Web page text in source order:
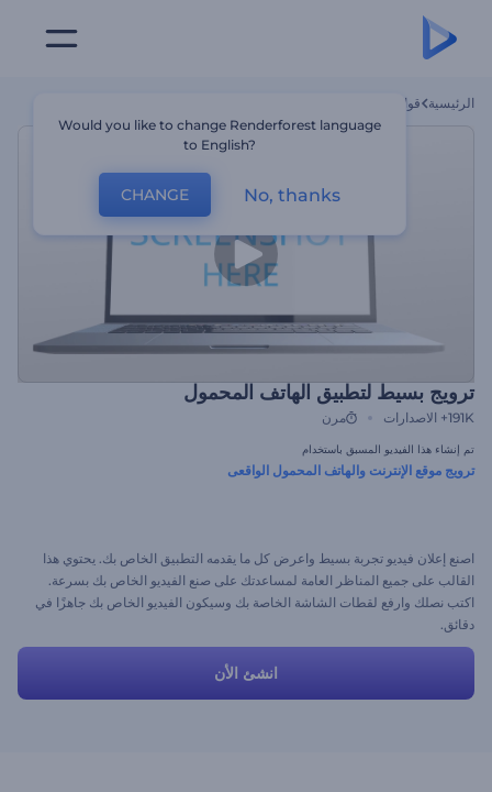
الرئيسية قوالب
ترويج بسيط لتطبيق الهاتف المحمول
191K+ الاصدارات مرن
تم إنشاء هذا الفيديو المسبق باستخدام
ترويج موقع الإنترنت والهاتف المحمول الواقعى
اصنع إعلان فيديو تجربة بسيط واعرض كل ما يقدمه التطبيق الخاص بك. يحتوي هذا
القالب على جميع المناظر العامة لمساعدتك على صنع الفيديو الخاص بك بسرعة.
اكتب نصلك وارفع لقطات الشاشة الخاصة بك وسيكون الفيديو الخاص بك جاهزًا في
دقائق.
انشئ الأن
Would you like to change Renderforest language
to English?
CHANGE No, thanks